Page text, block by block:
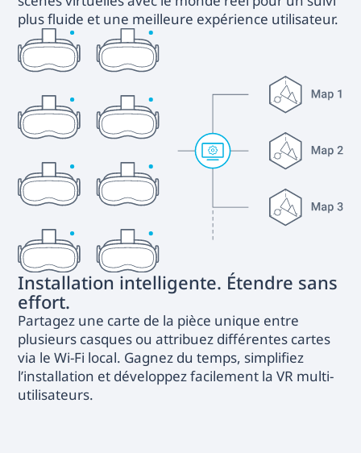
plus fluide et une meilleure expérience utilisateur.
Installation intelligente. Étendre sans
effort.
Partagez une carte de la pièce unique entre
plusieurs casques ou attribuez différentes cartes
via le Wi-Fi local. Gagnez du temps, simplifiez
l’installation et développez facilement la VR multi-
utilisateurs.